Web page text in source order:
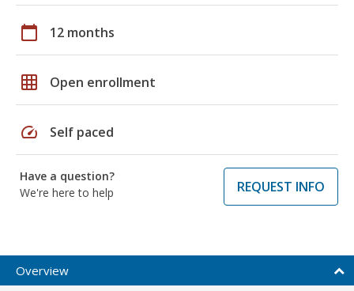
calendar_today 12 months
grid_on Open enrollment
speed Self paced
Have a question?
We're here to help
REQUEST INFO
Overview